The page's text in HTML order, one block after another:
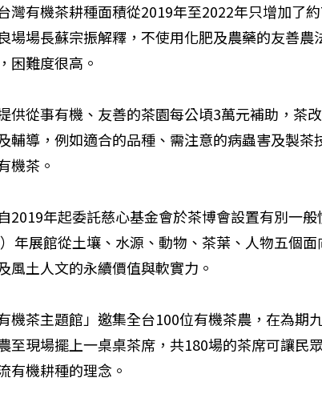
灣有機茶耕種面積從2019年至2022年只增加了
場場長蘇宗振解釋，不使用化肥及農藥的友善
困難度很高。
供從事有機、友善的茶園每公頃3萬元補助，茶
輔導，例如適合的品種、需注意的病蟲害及製
機茶。
2019年起委託慈心基金會於茶博會設置有別一
）年展館從土壤、水源、動物、茶葉、人物五個
風土人文的永續價值與軟實力。
機茶主題館」邀集全台100位有機茶農，在為期
至現場擺上一桌桌茶席，共180場的茶席可讓民
有機耕種的理念。